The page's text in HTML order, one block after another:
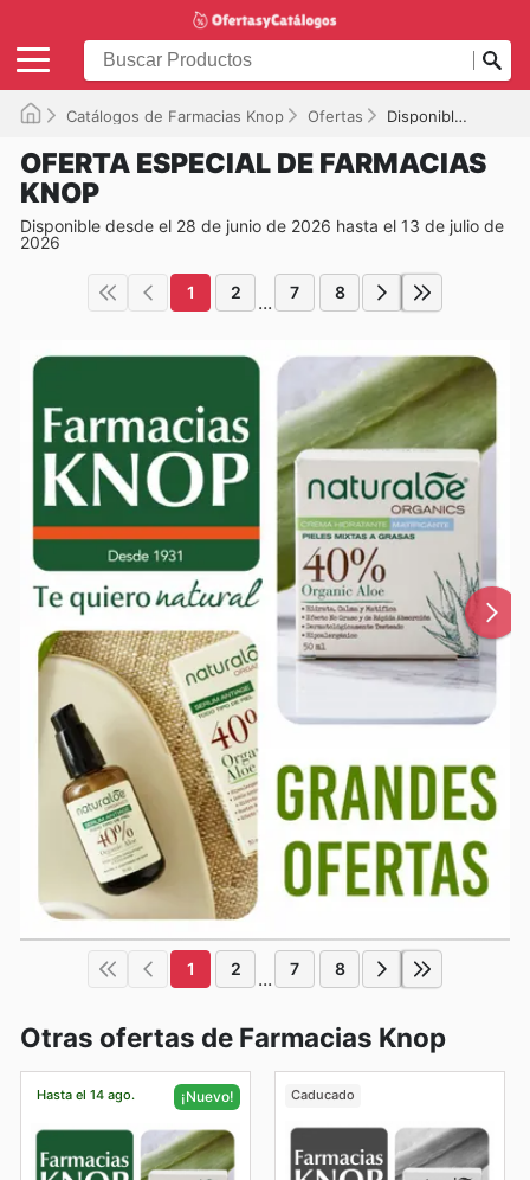
Catálogos de Farmacias Knop Ofertas Disponible hasta el 13-07-2026
OFERTA ESPECIAL DE FARMACIAS
KNOP
Disponible desde el 28 de junio de 2026 hasta el 13 de julio de
2026
1 2 ... 7 8
1 2 ... 7 8
Otras ofertas de Farmacias Knop
Hasta el 14 ago. ¡Nuevo! Caducado